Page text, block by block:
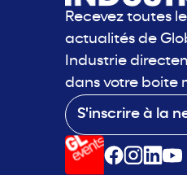
Recevez toutes
actualités de
Industrie
dans votre boite
S'inscrire à la